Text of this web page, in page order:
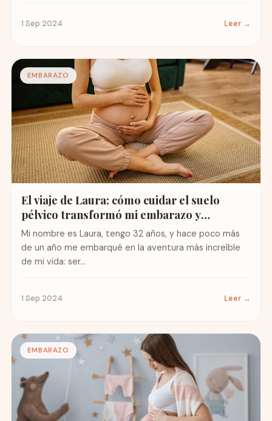
1 Sep 2024 Leer →
EMBARAZO
El viaje de Laura: cómo cuidar el suelo
pélvico transformó mi embarazo y
maternidad
Mi nombre es Laura, tengo 32 años, y hace poco más
de un año me embarqué en la aventura más increíble
de mi vida: ser...
1 Sep 2024 Leer →
EMBARAZO